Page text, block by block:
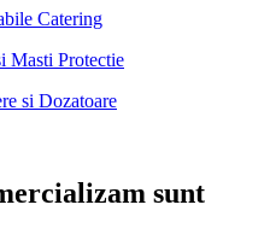
Catering
Masti Protectie
si Dozatoare
sunt